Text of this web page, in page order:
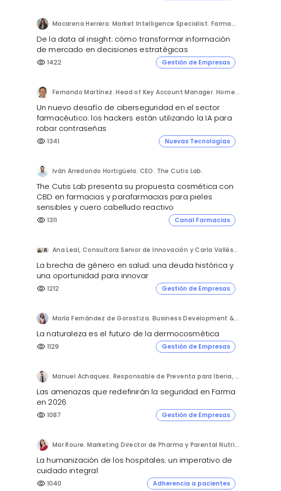
Macarena Herrera. Market Intelligence Specialist. Farmaprojects (Polpharma Group).
De la data al insight: cómo transformar información
de mercado en decisiones estratégicas
visibility 1422 Gestión de Empresas
Fernando Martínez. Head of Key Account Manager. Hornetsecurity.
Un nuevo desafío de ciberseguridad en el sector
farmacéutico: los hackers están utilizando la IA para
robar contraseñas
visibility 1341 Nuevas Tecnologías
Iván Arredondo Hortigüela. CEO. The Cutis Lab.
The Cutis Lab presenta su propuesta cosmética con
CBD en farmacias y parafarmacias para pieles
sensibles y cuero cabelludo reactivo
visibility 1311 Canal Farmacias
Ana Leal, Consultora Senior de Innovación y Carla Vallès, Manager. ANIMA.
La brecha de género en salud: una deuda histórica y
una oportunidad para innovar
visibility 1212 Gestión de Empresas
María Fernández de Gorostiza. Business Development & Sustainable Transformation Director. L'Oréal Dermatological Beauty.
La naturaleza es el futuro de la dermocosmética
visibility 1129 Gestión de Empresas
Manuel Achaques. Responsable de Preventa para Iberia, Italia y Latinoamérica. Hornetsecurity.
Las amenazas que redefinirán la seguridad en Farma
en 2026
visibility 1087 Gestión de Empresas
Mar Roure. Marketing Director de Pharma y Parental Nutrition. Fresenius Kabi España.
La humanización de los hospitales: un imperativo de
cuidado integral
visibility 1040 Adherencia a pacientes